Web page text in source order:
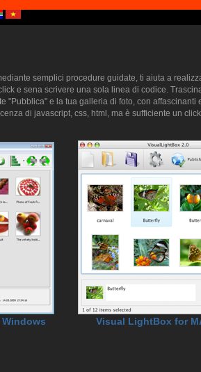
semplici procedure guidate, ti aiuta a
e sena scrivere una sola linea di codice.
"Pubblica" e la tua galleria di foto, con affascinanti
di javascript, css, html, ma è sufficiente un
Visual LightBox for